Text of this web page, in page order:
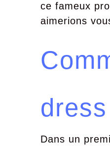
ce fameux
aimerions
Dans un